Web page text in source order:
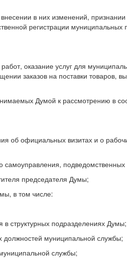
в них изменений,
регистрации муниципальных
оказание услуг для
заказов на поставки товаров,
Думой к рассмотрению в
об официальных визитах и о
подведомственных
председателя Думы;
в том числе:
структурных подразделениях Думы;
должностей муниципальной службы;
службы;